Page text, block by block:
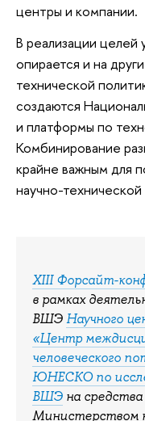
центры и компании.
В реализации целей
опирается и на
технической
создаются
и платформы по
Комбинирование
крайне важным для
научно-
XIII Форсайт-
в рамках
ВШЭНаучного
«Центр
человеческого
ЮНЕСКО по
ВШЭ на
Министерством